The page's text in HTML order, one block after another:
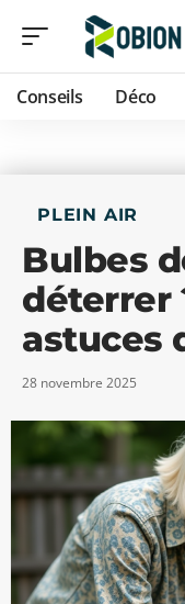
Conseils Déco
PLEIN AIR
Bulbes
déterrer
astuces
28 novembre 2025